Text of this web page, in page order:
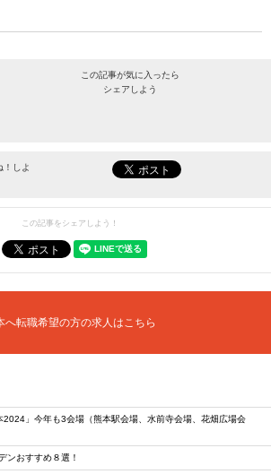
この記事が気に入ったら
シェアしよう
最新情報をお届けします。
！しよ
この記事をシェアしよう！
へ転職希望の方の求人はこちら
2024」今年も3会場（熊本駅会場、水前寺会場、花畑広場会
ンおすすめ８選！